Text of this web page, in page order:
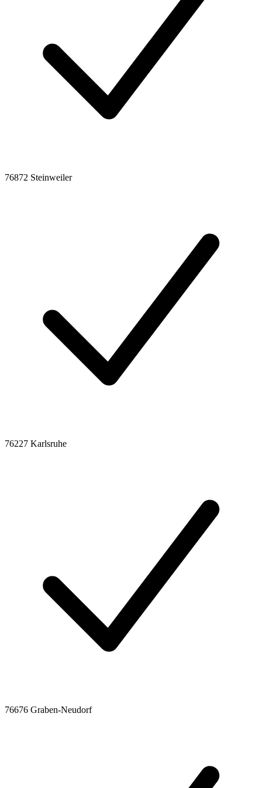
76872 Steinweiler
76227 Karlsruhe
76676 Graben-Neudorf